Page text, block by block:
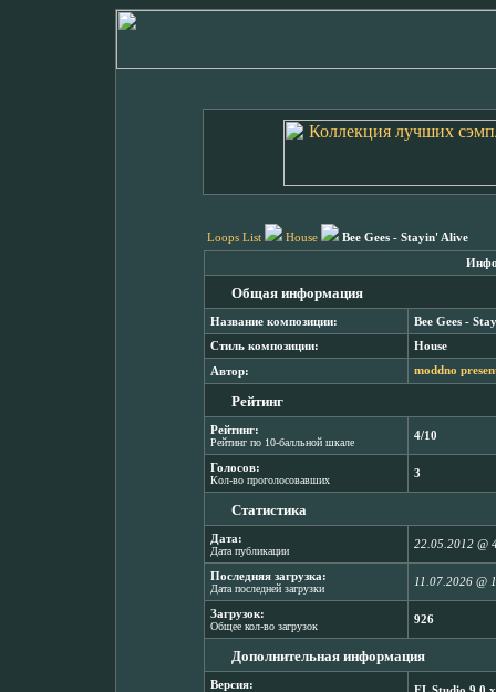
Loops List House Bee Gees - Stayin' Alive
Общая информация
Название композиции: Bee Gees -
Стиль композиции: House
Автор: moddno
Рейтинг
Рейтинг:
Рейтинг по 10-балльной шкале
4/10
Голосов:
Кол-во проголосовавших
3
Статистика
Дата:
Дата публикации
22.05.2012 @
Последняя загрузка:
Дата последней загрузки
11.07.2026 @
Загрузок:
Общее кол-во загрузок
926
Дополнительная информация
Версия: